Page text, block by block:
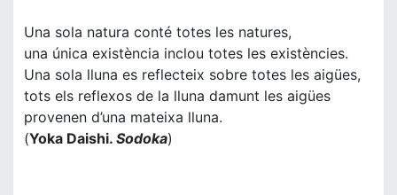
Una sola natura conté totes les natures,
una única existència inclou totes les existències.
Una sola lluna es reflecteix sobre totes les aigües,
tots els reflexos de la lluna damunt les aigües
provenen d’una mateixa lluna.
(Yoka Daishi. Sodoka)